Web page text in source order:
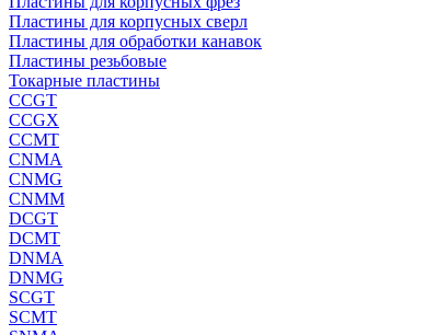
Пластины для корпусных сверл
Пластины для обработки канавок
Пластины резьбовые
Токарные пластины
CCGT
CCGX
CCMT
CNMA
CNMG
CNMM
DCGT
DCMT
DNMA
DNMG
SCGT
SCMT